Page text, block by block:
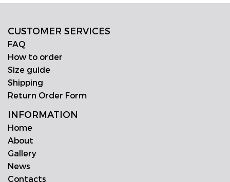
CUSTOMER SERVICES
FAQ
How to order
Size guide
Shipping
Return Order Form
INFORMATION
Home
About
Gallery
News
Contacts